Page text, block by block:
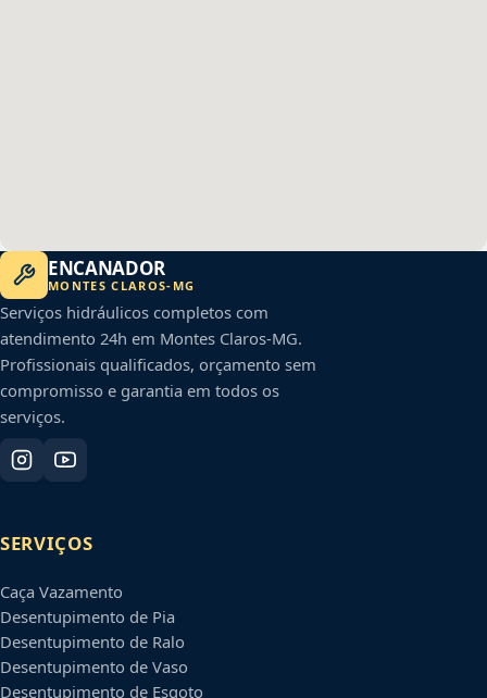
ENCANADOR
MONTES CLAROS- MG
Serviços hidráulicos completos com
atendimento 24h em Montes Claros-MG.
Profissionais qualificados, orçamento sem
compromisso e garantia em todos os
serviços.
SERVIÇOS
Caça Vazamento
Desentupimento de Pia
Desentupimento de Ralo
Desentupimento de Vaso
Desentupimento de Esgoto